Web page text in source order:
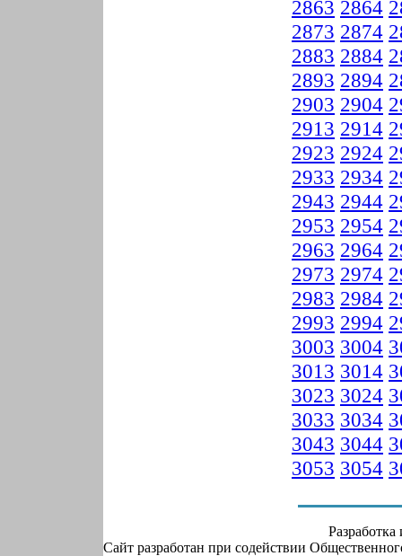
2863 2864
2873 2874
2883 2884
2893 2894
2903 2904
2913 2914
2923 2924
2933 2934
2943 2944
2953 2954
2963 2964
2973 2974
2983 2984
2993 2994
3003 3004
3013 3014
3023 3024
3033 3034
3043 3044
3053 3054
Сайт разработан при содействии